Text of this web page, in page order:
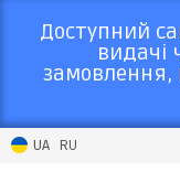
Доступний
видачі
замовлення,
UA RU